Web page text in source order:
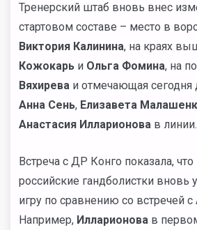
Тренерский штаб вновь внес
стартовом составе – место в
Виктория Калинина, на краях
Кожокарь и Ольга Фомина, на
Вяхирева и отмечающая
Анна Сень, Елизавета
Анастасия Илларионова в линии.
Встреча с ДР Конго показала,
российские гандболистки
игру по сравнению со встречей с
Например, Илларионова в